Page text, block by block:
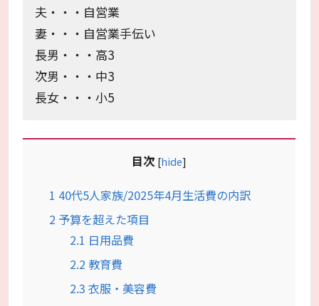
夫・・・自営業
妻・・・自営業手伝い
長男・・・高3
次男・・・中3
長女・・・小5
目次 [hide]
1 40代5人家族/2025年4月生活費の内訳
2 予算を超えた項目
2.1 日用品費
2.2 教育費
2.3 衣服・美容費